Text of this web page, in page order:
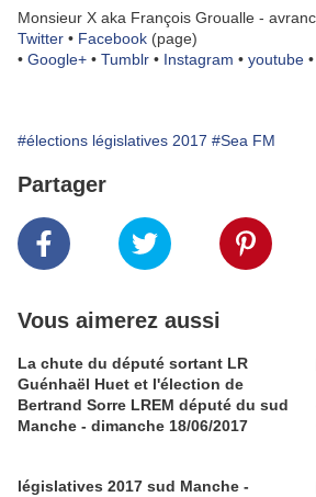
Monsieur X aka François Groualle -
Twitter • Facebook (page)
• Google+ • Tumblr • Instagram • youtube •
#élections législatives 2017 #Sea FM
Partager
Vous aimerez aussi
La chute du député sortant LR
Guénhaël Huet et l'élection de
Bertrand Sorre LREM député du sud
Manche - dimanche 18/06/2017
législatives 2017 sud Manche -